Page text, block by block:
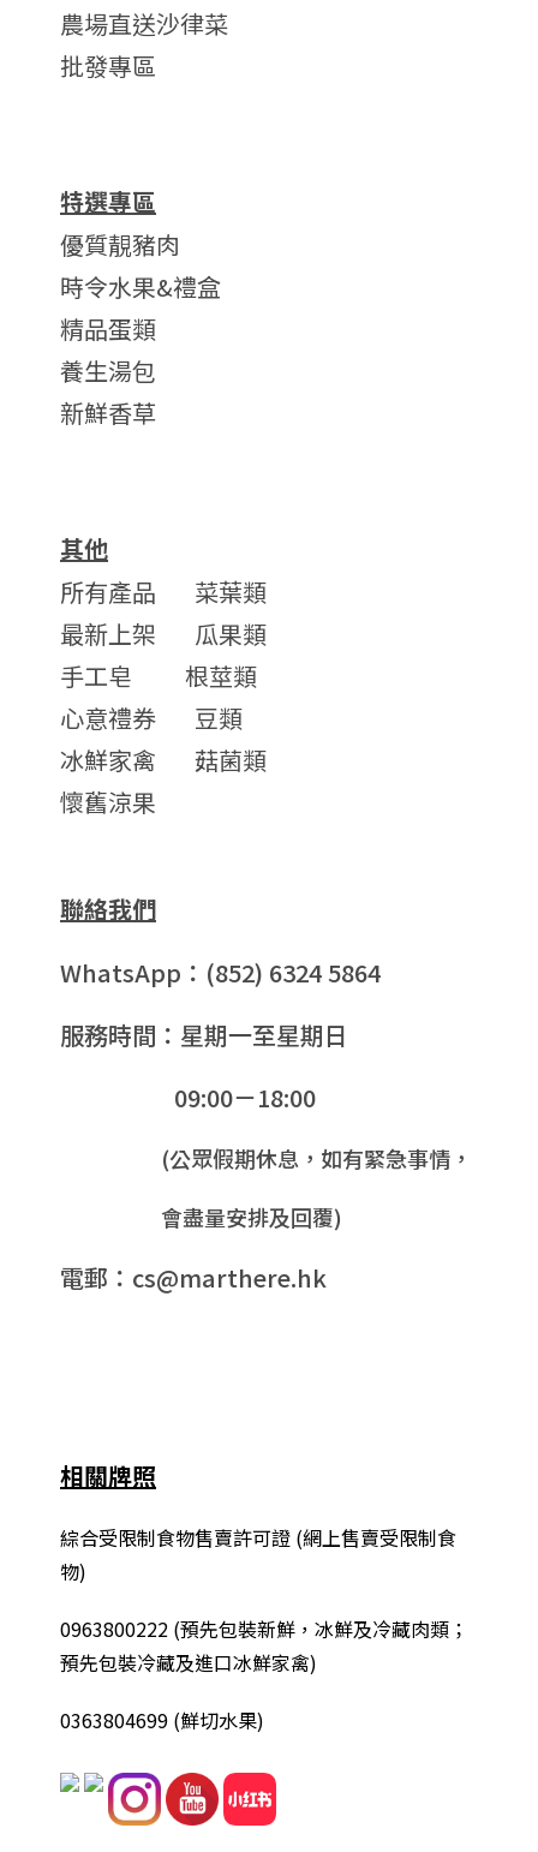
農場直送沙律菜
批發專區
特選專區
優質靚豬肉
時令水果&禮盒
精品蛋類
養生湯包
新鮮香草
其他
所有產品
菜葉類
最新上架
瓜果類
手工皂
根莖類
心意禮券
豆類
冰鮮家禽
菇菌類
懷舊涼果
聯絡我們
WhatsApp：(852) 6324 5864
服務時間：星期一至星期日
09:00－18:00
(公眾假期休息，如有緊急事情，
會盡量安排及回覆)
電郵：cs@marthere.hk
相關牌照
綜合受限制食物售賣許可證 (網上售賣受限制食
物)
0963800222 (預先包裝新鮮，冰鮮及冷藏肉類；
預先包裝冷藏及進口冰鮮家禽)
0363804699 (鮮切水果)